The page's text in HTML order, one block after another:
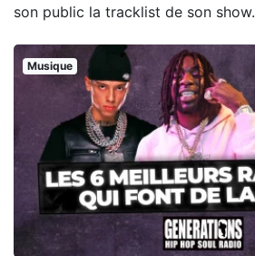
son public la tracklist de son show.
Musique